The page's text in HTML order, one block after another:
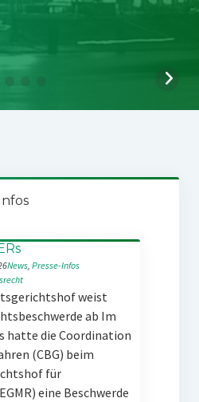
News, Presse-Infos
weist
ab Im
hatte die Coordination
(CBG) beim
für
eine Beschwerde